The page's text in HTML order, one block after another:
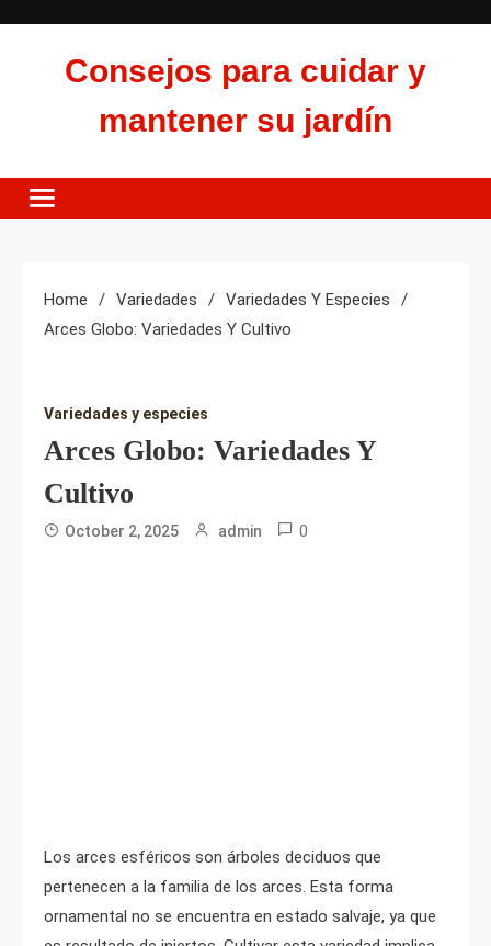
Consejos para cuidar y
mantener su jardín
Home Variedades
Variedades Y Especies
Arces Globo: Variedades Y Cultivo
Variedades y especies
Arces Globo: Variedades Y
Cultivo
October 2, 2025 admin 0
Los arces esféricos son árboles deciduos que
pertenecen a la familia de los arces. Esta forma
ornamental no se encuentra en estado salvaje, ya que